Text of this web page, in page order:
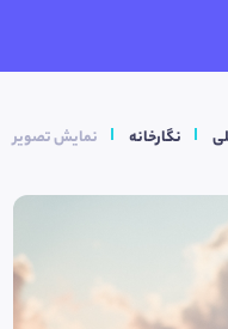
نگارخانه نمایش تصویر